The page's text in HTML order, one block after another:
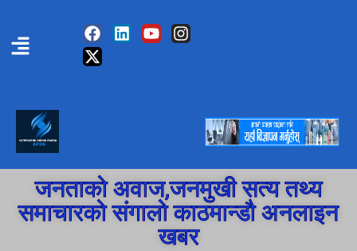
जनताको अवाज,जनमुखी सत्य तथ्य
समाचारको संगालो काठमान्डौ अनलाइन
खबर